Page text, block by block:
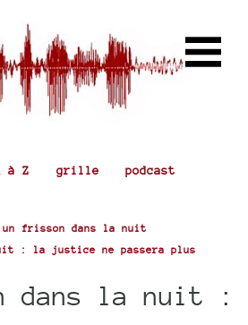
à Z grille podcast
un frisson dans la nuit
: la justice ne passera plus
dans la nuit :